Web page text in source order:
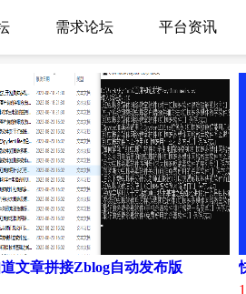
需求论坛 平台资讯
文章拼接Zblog自动发布版